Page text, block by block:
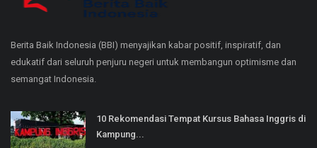
Berita Baik Indonesia (BBI) menyajikan kabar positif, inspiratif, dan
edukatif dari seluruh penjuru negeri untuk membangun optimisme dan
semangat Indonesia.
10 Rekomendasi Tempat Kursus Bahasa Inggris di
Kampung...